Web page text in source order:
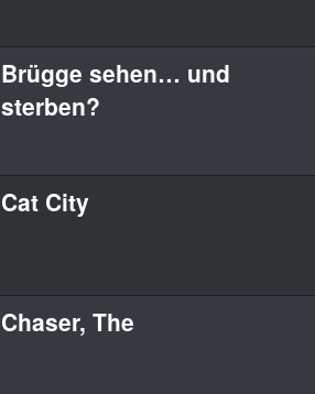
Brügge sehen… und
sterben?
Cat City
Chaser, The